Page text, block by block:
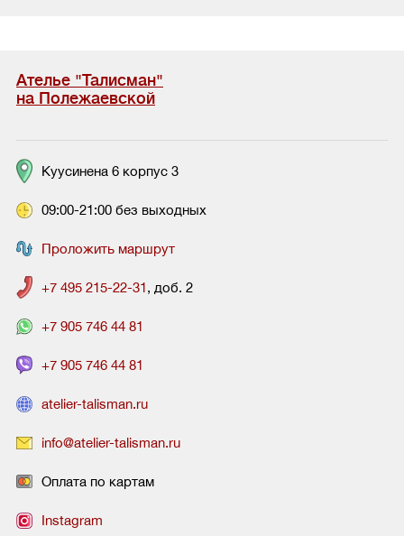
Ателье "Талисман"
на Полежаевской
Куусинена 6 корпус 3
09:00-21:00 без выходных
Проложить маршрут
+7 495 215-22-31, доб. 2
+7 905 746 44 81
+7 905 746 44 81
atelier-talisman.ru
info@atelier-talisman.ru
Оплата по картам
Instagram